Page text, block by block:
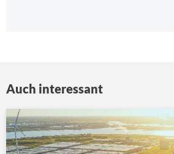
Auch interessant